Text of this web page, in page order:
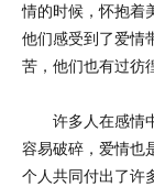
情的时候，怀抱着
他们感受到了爱情
苦，他们也有过彷
许多人在感情中
容易破碎，爱情也
个人共同付出了许